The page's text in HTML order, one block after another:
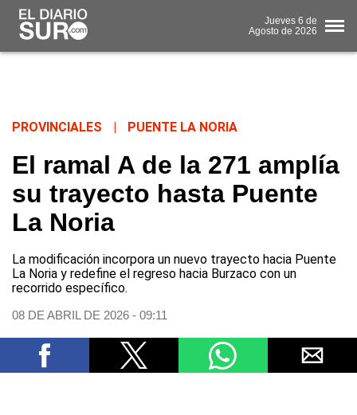
Jueves 6 de
Agosto de 2026
PROVINCIALES PUENTE LA NORIA
El ramal A de la 271 amplía
su trayecto hasta Puente
La Noria
La modificación incorpora un nuevo trayecto hacia Puente
La Noria y redefine el regreso hacia Burzaco con un
recorrido específico.
08 DE ABRIL DE 2026 - 09:11